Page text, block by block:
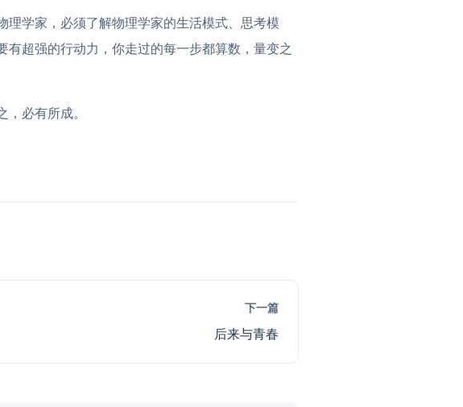
学家，必须了解物理学家的生活模式、思考模
超强的行动力，你走过的每一步都算数，量变之
必有所成。
下一篇
后来与青春